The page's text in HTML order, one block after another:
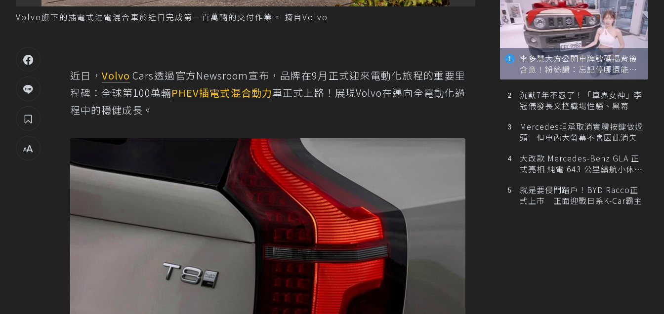
Volvo旗下的插電式油電混合車於近日完成第一百萬輛的交付作業。 摘自Volvo
近日，Volvo Cars透過官方Newsroom宣布，品牌在9月正式迎來電動化旅程的重要里
程碑：全球第100萬輛PHEV插電式混合動力車正式上路！展現Volvo在邁向全電動化過
程中的穩健成長。
李多慧大方公開車牌號碼揭背後
含意！粉絲讚：忘記停哪還能幫
忙找車
沉默7年不忍了！「車界女神」李
冠儀發長文控職場性騷、黑幕
Mercedes坦承取消實體按鍵做過
頭 但車內大螢幕不會因此消失
大改款 Mercedes-Benz GLA 正
式亮相 純電 643 公里續航小休
就是要侵門踏戶！BYD Racco正
式上市 正面迎戰日系K-Car霸主